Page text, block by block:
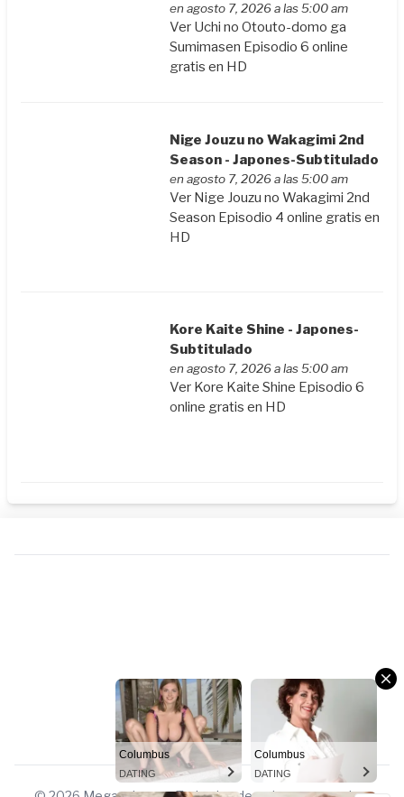
Columbus
DATING
Columbus
DATING
en agosto 7, 2026 a las 5:00 am
Ver Uchi no Otouto-domo ga
Sumimasen Episodio 6 online
gratis en HD
Nige Jouzu no Wakagimi 2nd
Season - Japones-Subtitulado
en agosto 7, 2026 a las 5:00 am
Ver Nige Jouzu no Wakagimi 2nd
Season Episodio 4 online gratis en
HD
Kore Kaite Shine - Japones-
Subtitulado
en agosto 7, 2026 a las 5:00 am
Ver Kore Kaite Shine Episodio 6
online gratis en HD